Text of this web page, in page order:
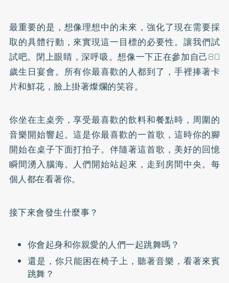
最重要的是，想像理想中的未來，強化了現在需要採
取的具體行動，來實現這一目標的必要性。讓我們試
試吧。閉上眼睛，深呼吸。想像一下正在參加自己80
歲生日宴會。所有你最喜歡的人都到了，手裡捧著卡
片和鮮花，臉上掛著燦爛的笑容。
你坐在主桌旁，享受最喜歡的飲料和餐點時，周圍的
音樂開始響起。這是你最喜歡的一首歌，這時你的腳
開始在桌子下面打拍子。伴隨著這首歌，美好的回憶
瞬間湧入腦海。人們開始站起來，走到房間中央。每
個人都在看著你。
接下來會發生什麼事？
你會起身和你親愛的人們一起跳舞嗎？
還是，你只能困在椅子上，聽著音樂，看著來賓
跳舞？